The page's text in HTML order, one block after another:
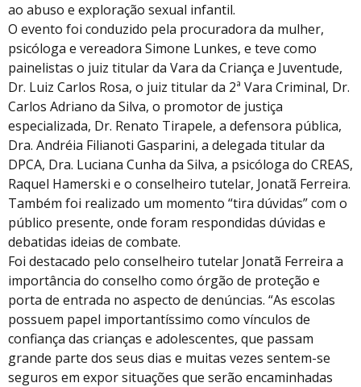
ao abuso e exploração sexual infantil.
O evento foi conduzido pela procuradora da mulher,
psicóloga e vereadora Simone Lunkes, e teve como
painelistas o juiz titular da Vara da Criança e Juventude,
Dr. Luiz Carlos Rosa, o juiz titular da 2ª Vara Criminal, Dr.
Carlos Adriano da Silva, o promotor de justiça
especializada, Dr. Renato Tirapele, a defensora pública,
Dra. Andréia Filianoti Gasparini, a delegada titular da
DPCA, Dra. Luciana Cunha da Silva, a psicóloga do CREAS,
Raquel Hamerski e o conselheiro tutelar, Jonatã Ferreira.
Também foi realizado um momento “tira dúvidas” com o
público presente, onde foram respondidas dúvidas e
debatidas ideias de combate.
Foi destacado pelo conselheiro tutelar Jonatã Ferreira a
importância do conselho como órgão de proteção e
porta de entrada no aspecto de denúncias. “As escolas
possuem papel importantíssimo como vínculos de
confiança das crianças e adolescentes, que passam
grande parte dos seus dias e muitas vezes sentem-se
seguros em expor situações que serão encaminhadas